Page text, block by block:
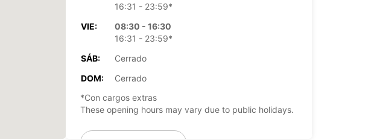
16:31 - 23:59*
VIE:
08:30 - 16:30
16:31 - 23:59*
SÁB:
Cerrado
DOM:
Cerrado
*Con cargos extras
These opening hours may vary due to public holidays.